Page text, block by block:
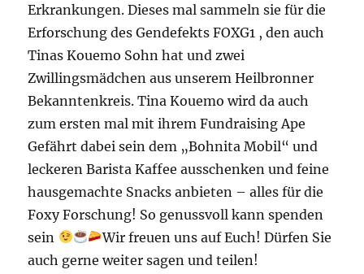
Erkrankungen. Dieses mal sammeln sie für die
Erforschung des Gendefekts FOXG1 , den auch
Tinas Kouemo Sohn hat und zwei
Zwillingsmädchen aus unserem Heilbronner
Bekanntenkreis. Tina Kouemo wird da auch
zum ersten mal mit ihrem Fundraising Ape
Gefährt dabei sein dem „Bohnita Mobil“ und
leckeren Barista Kaffee ausschenken und feine
hausgemachte Snacks anbieten – alles für die
Foxy Forschung! So genussvoll kann spenden
sein
Wir freuen uns auf Euch! Dürfen Sie
auch gerne weiter sagen und teilen!